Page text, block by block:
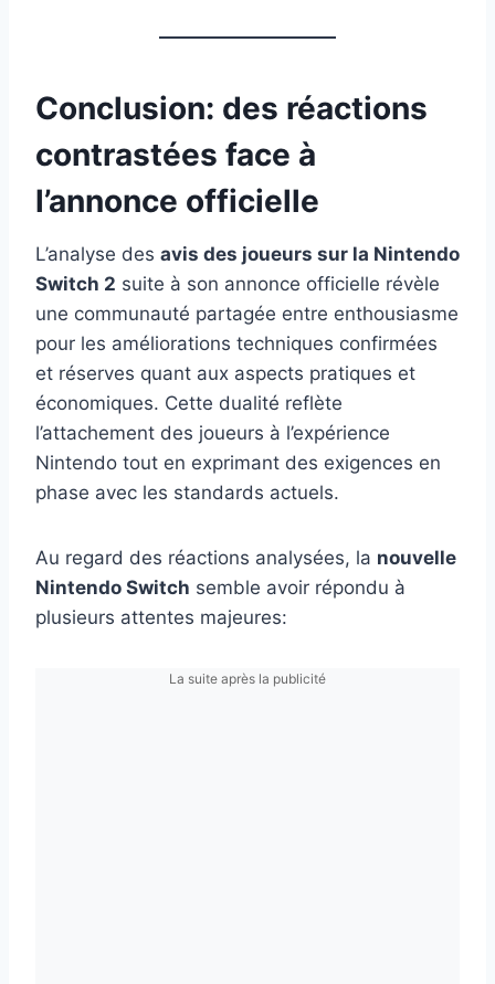
Conclusion: des réactions
contrastées face à
l’annonce officielle
L’analyse des avis des joueurs sur la Nintendo
Switch 2 suite à son annonce officielle révèle
une communauté partagée entre enthousiasme
pour les améliorations techniques confirmées
et réserves quant aux aspects pratiques et
économiques. Cette dualité reflète
l’attachement des joueurs à l’expérience
Nintendo tout en exprimant des exigences en
phase avec les standards actuels.
Au regard des réactions analysées, la nouvelle
Nintendo Switch semble avoir répondu à
plusieurs attentes majeures:
La suite après la publicité